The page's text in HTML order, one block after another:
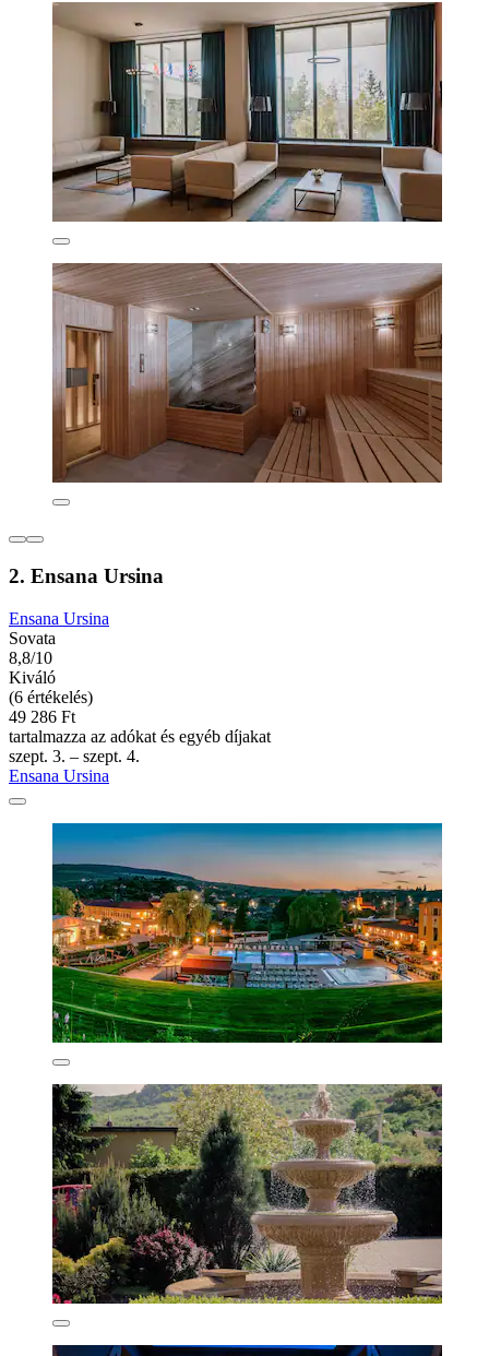
2. Ensana Ursina
Ensana Ursina
Sovata
8,8/10
Kiváló
(6 értékelés)
49 286 Ft
tartalmazza az adókat és egyéb díjakat
szept. 3. – szept. 4.
Ensana Ursina